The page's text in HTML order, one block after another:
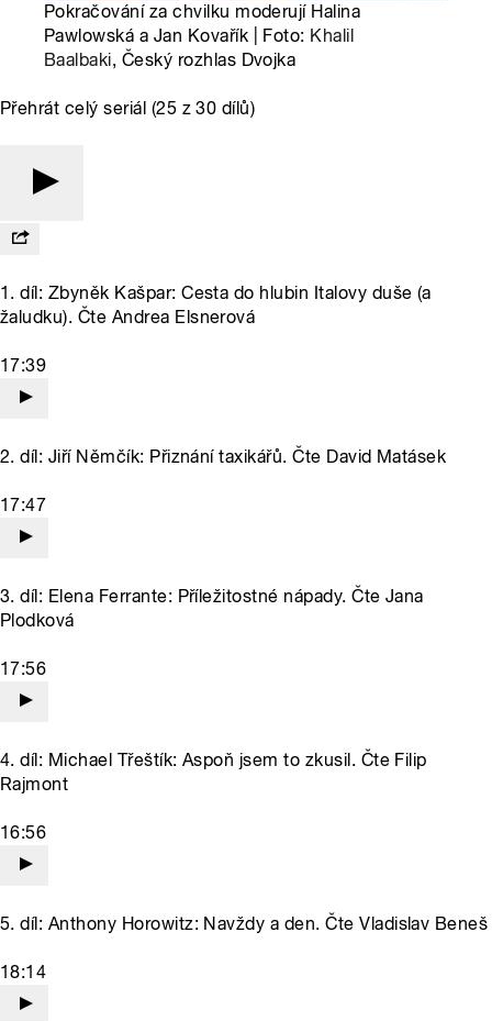
Pokračování za chvilku moderují Halina
Pawlowská a Jan Kovařík | Foto: Khalil
Baalbaki, Český rozhlas Dvojka
Přehrát celý seriál (25 z 30 dílů)
1. díl: Zbyněk Kašpar: Cesta do hlubin Italovy duše (a
žaludku). Čte Andrea Elsnerová
17:39
2. díl: Jiří Němčík: Přiznání taxikářů. Čte David Matásek
17:47
3. díl: Elena Ferrante: Příležitostné nápady. Čte Jana
Plodková
17:56
4. díl: Michael Třeštík: Aspoň jsem to zkusil. Čte Filip
Rajmont
16:56
5. díl: Anthony Horowitz: Navždy a den. Čte Vladislav Beneš
18:14